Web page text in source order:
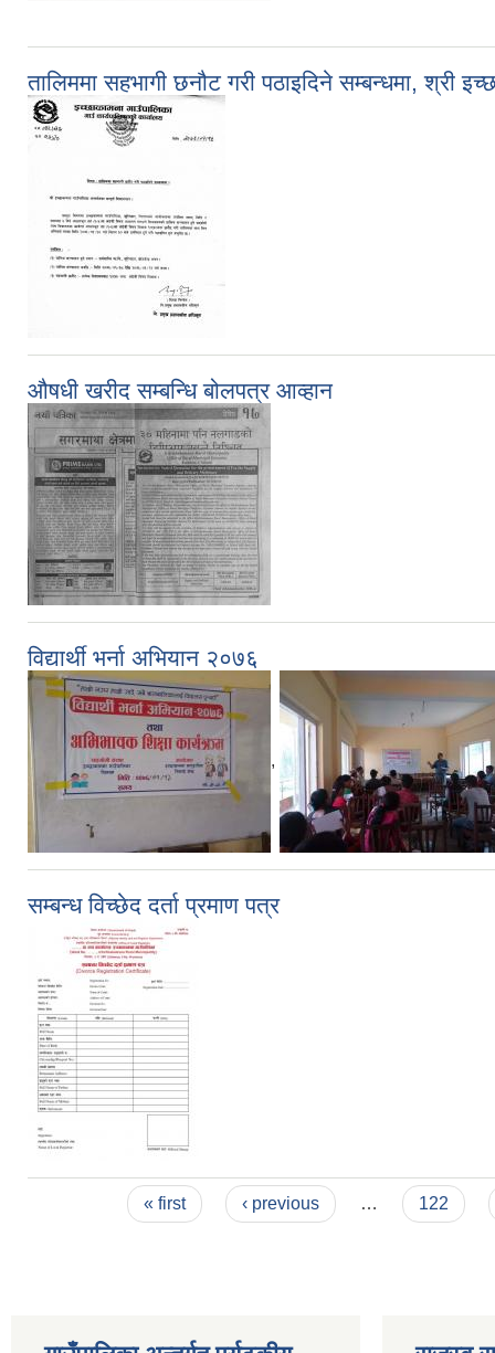
तालिममा सहभागी छनौट गरी पठाइदिने सम्बन्धमा, श्री
औषधी खरीद सम्बन्धि बोलपत्र आव्हान
विद्यार्थी भर्ना अभियान २०७६
,
सम्बन्ध विच्छेद दर्ता प्रमाण पत्र
« first ‹ previous … 122